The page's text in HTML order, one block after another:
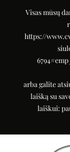
Visas mūsų
https://
arba galite
laišką su
laiškui: